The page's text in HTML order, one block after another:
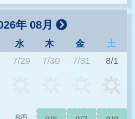
年 08月
水 木 金
土
7/29 7/30 7/31 8/1